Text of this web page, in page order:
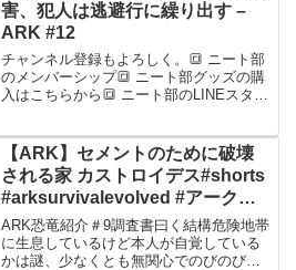
害、犯人は逃避行に繰り出す –
ARK #12
チャンネル登録もよろしく。🔳 ニート部
のメンバーシップ🔳 ニート部グッズの購
入はこちらから🔳 ニート部のLINEスタン
━━━━━━━━━━━━━━━━━━
━━━━━━🔳...
【ARK】セメントのために破壊
される家 カストロイデス#shorts
#arksurvivalevolved #アーク
#ark
ARK恐竜紹介＃9調査書曰く結構危険地帯
に生息しているけど本人が自覚している
かは謎、少なくとも無関心でのびのび生